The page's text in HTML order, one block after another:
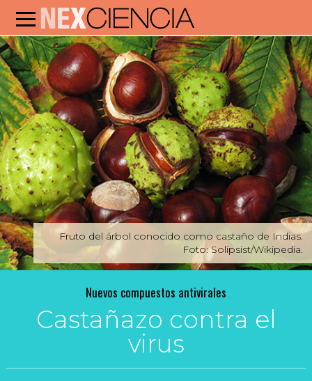
Fruto del árbol conocido como castaño de Indias.
Foto: Solipsist/Wikipedia.
Nuevos compuestos antivirales
Castañazo contra el
virus